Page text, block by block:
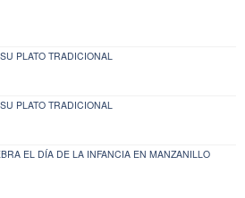
PLATO TRADICIONAL
PLATO TRADICIONAL
EL DÍA DE LA INFANCIA EN MANZANILLO